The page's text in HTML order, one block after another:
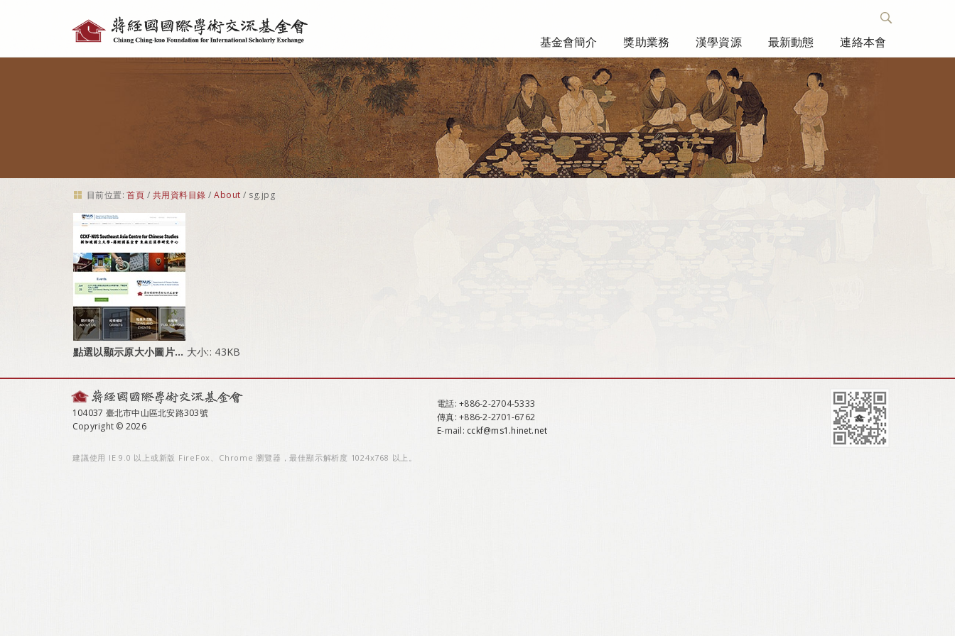
具
基金會簡介 獎助業務 漢學資源 最新動態 連絡本會
目前位置: 首頁 / 共用資料目錄 /About / sg.jpg
點選以顯示原大小圖片… 大小:: 43KB
104037 臺北市中山區北安路303號
Copyright © 2026
電話: +886-2-2704-5333
傳真: +886-2-2701-6762
E-mail: cckf@ms1.hinet.net
建議使用 IE 9.0 以上或新版 FireFox、Chrome 瀏覽器，最佳顯示解析度 1024x768 以上。